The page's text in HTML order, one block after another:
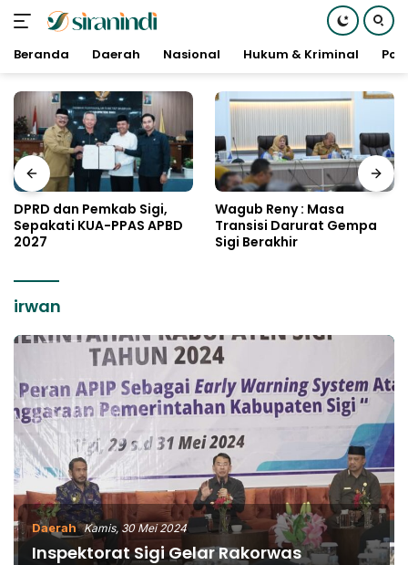
ke
konten
Beranda Daerah Nasional Hukum & Kriminal
DPRD dan Pemkab Sigi,
Sepakati KUA-PPAS APBD
2027
Wagub Reny : Masa
Transisi Darurat Gempa
Sigi Berakhir
irwan
Daerah Kamis, 30 Mei 2024
Inspektorat Sigi Gelar Rakorwas